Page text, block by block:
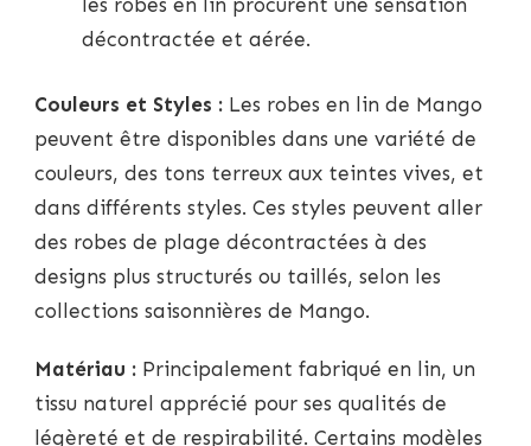
les robes en lin procurent une sensation
décontractée et aérée.
Couleurs et Styles : Les robes en lin de Mango
peuvent être disponibles dans une variété de
couleurs, des tons terreux aux teintes vives, et
dans différents styles. Ces styles peuvent aller
des robes de plage décontractées à des
designs plus structurés ou taillés, selon les
collections saisonnières de Mango.
Matériau : Principalement fabriqué en lin, un
tissu naturel apprécié pour ses qualités de
légèreté et de respirabilité. Certains modèles